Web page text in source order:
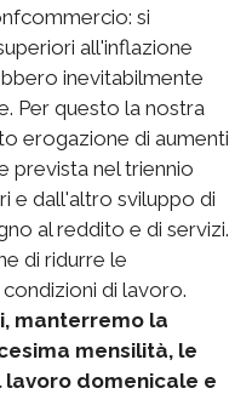
si
all'inflazione
inevitabilmente
Per questo la nostra
erogazione di aumenti
prevista nel triennio
e dall'altro sviluppo di
al reddito e di servizi.
di ridurre le
di lavoro.
manterremo la
mensilità, le
domenicale e